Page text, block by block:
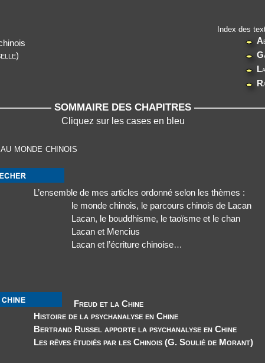
SOMMAIRE DES CHAPITRES
Cliquez sur les cases en bleu
monde chinois
L’ensemble de mes articles ordonné selon les thèmes :
le monde chinois, le parcours chinois de Lacan
Lacan, le bouddhisme, le taoïsme et le chan
Lacan et Mencius
Lacan et l’écriture chinoise…
Freud et la Chine
Histoire de la psychanalyse en Chine
Bertrand Russel apporte la psychanalyse en Chine
Les rêves étudiés par les Chinois (G. Soulié de Morant)
)
Index des
A
G
L
R